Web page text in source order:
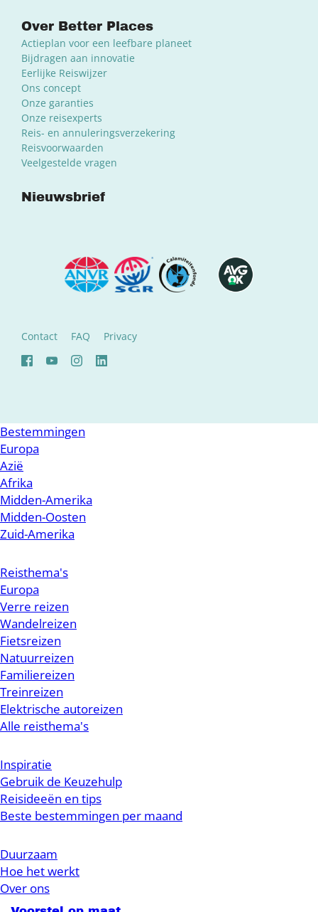
Over Better Places
Actieplan voor een leefbare planeet
Bijdragen aan innovatie
Eerlijke Reiswijzer
Ons concept
Onze garanties
Onze reisexperts
Reis- en annuleringsverzekering
Reisvoorwaarden
Veelgestelde vragen
Nieuwsbrief
Contact FAQ Privacy
Bestemmingen
Europa
Azië
Afrika
Midden-Amerika
Midden-Oosten
Zuid-Amerika
Reisthema's
Europa
Verre reizen
Wandelreizen
Fietsreizen
Natuurreizen
Familiereizen
Treinreizen
Elektrische autoreizen
Alle reisthema's
Inspiratie
Gebruik de Keuzehulp
Reisideeën en tips
Beste bestemmingen per maand
Duurzaam
Hoe het werkt
Over ons